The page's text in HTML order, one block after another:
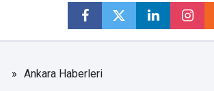
Ankara Haberleri